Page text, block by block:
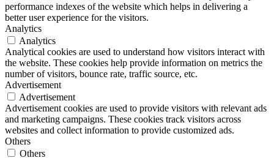
performance indexes of the website which helps in delivering a
better user experience for the visitors.
Analytics
Analytics
Analytical cookies are used to understand how visitors interact with
the website. These cookies help provide information on metrics the
number of visitors, bounce rate, traffic source, etc.
Advertisement
Advertisement
Advertisement cookies are used to provide visitors with relevant ads
and marketing campaigns. These cookies track visitors across
websites and collect information to provide customized ads.
Others
Others